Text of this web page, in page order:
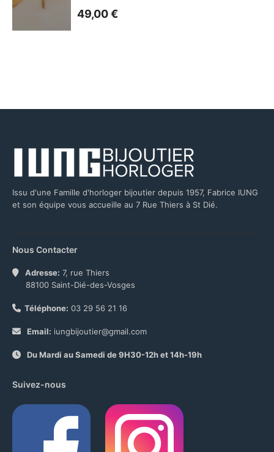
49,00€
Issu d'une Famille d'horloger bijoutier depuis 1957, Fabrice IUNG
et son équipe vous accueille au 7 Rue Thiers à St Dié.
Nous Contacter
Adresse: 7, rue Thiers
88100 Saint-Dié-des-Vosges
Téléphone: 03 29 56 21 16
Email: iungbijoutier@gmail.com
Du Mardi au Samedi de 9H30-12h et 14h-19h
Suivez-nous